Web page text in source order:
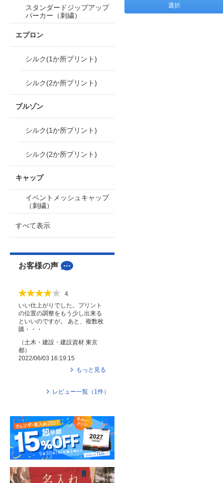
選択
スタンダードジップアップ
パーカー（刺繍）
エプロン
シルク(1か所プリント)
シルク(2か所プリント)
ブルゾン
シルク(1か所プリント)
シルク(2か所プリント)
キャップ
イベントメッシュキャップ
（刺繍）
すべて表示
お客様の声
4
いい仕上がりでした。プリント
の位置の調整をもう少し出来る
といいのですが。 あと、複数枚
購・・・
（ 土木・建設・建設資材 東京
都）
2022/06/03 16:19:15
もっと見る
レビュー一覧（ 1 件）